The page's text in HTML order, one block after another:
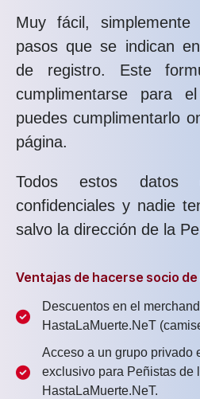
Muy fácil,
pasos que se indican
de registro. Este
cumplimentarse para
puedes cumplimentarlo
página.
Todos estos datos
confidenciales y nadie
salvo la dirección de la
Ventajas de hacerse socio de
Descuentos en el
HastaLaMuerte.NeT
Acceso a un grupo privado
exclusivo para Peñistas de
HastaLaMuerte.NeT.